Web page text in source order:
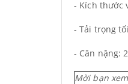
- Kích thước
- Tải trọng
- Cân nặng:
Mời bạn